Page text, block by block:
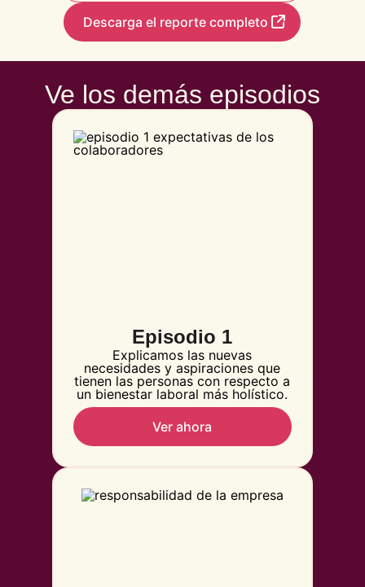
Descarga el reporte completo
Ve los demás episodios
Episodio 1
Explicamos las nuevas
necesidades y aspiraciones que
tienen las personas con respecto a
un bienestar laboral más holístico.
Ver ahora